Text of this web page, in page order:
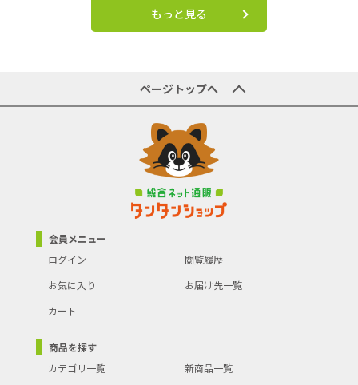
もっと見る
ページトップへ
会員メニュー
ログイン
閲覧履歴
お気に入り
お届け先一覧
カート
商品を探す
カテゴリ一覧
新商品一覧